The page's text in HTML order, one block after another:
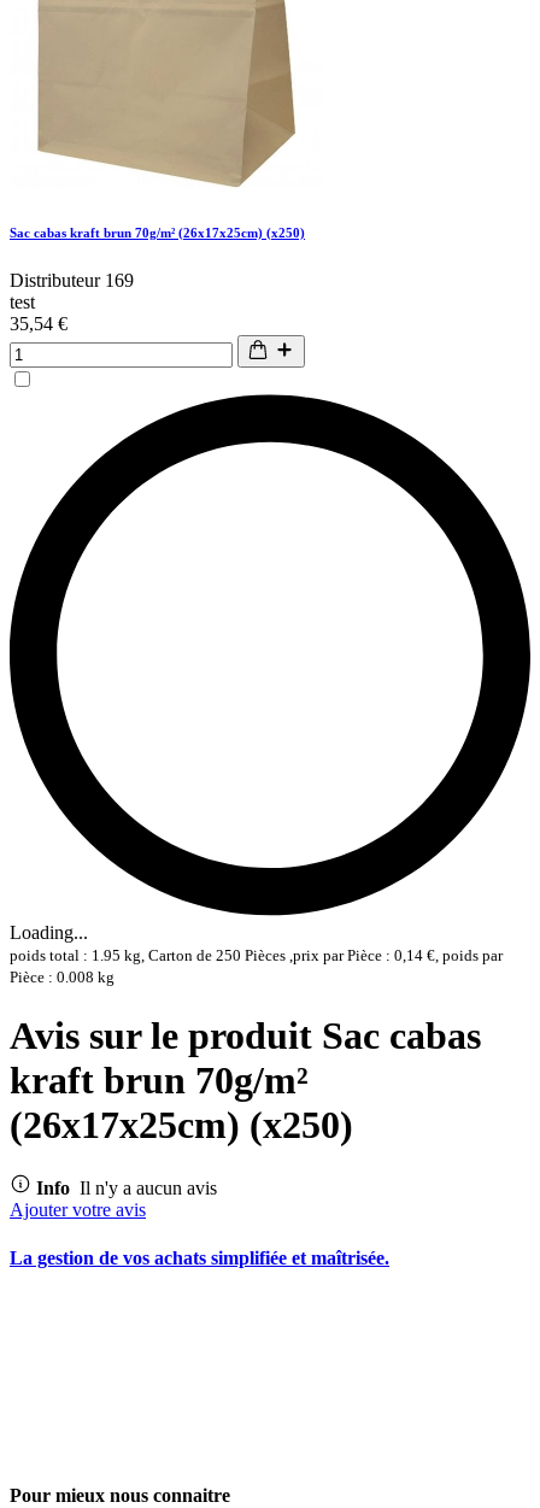
Sac cabas kraft brun 70g/m² (26x17x25cm) (x250)
Distributeur 169
test
35,54 €
Loading...
poids total : 1.95 kg, Carton de 250 Pièces ,prix par Pièce : 0,14 €, poids par
Pièce : 0.008 kg
Avis sur le produit Sac cabas
kraft brun 70g/m²
(26x17x25cm) (x250)
Info Il n'y a aucun avis
Ajouter votre avis
La gestion de vos achats simplifiée et maîtrisée.
Pour mieux nous connaitre